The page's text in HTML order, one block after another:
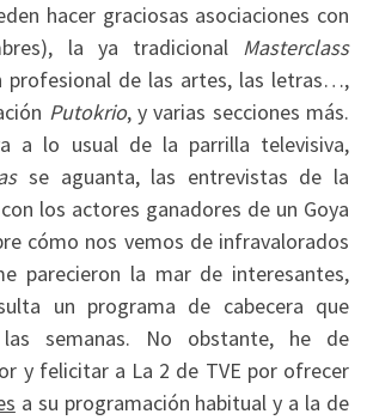
hacer graciosas asociaciones con
la ya tradicional Masterclass
profesional de las artes, las letras…,
Putokrio, y varias secciones más.
a lo usual de la parrilla televisiva,
se aguanta, las entrevistas de la
los actores ganadores de un Goya
cómo nos vemos de infravalorados
parecieron la mar de interesantes,
un programa de cabecera que
semanas. No obstante, he de
y felicitar a La 2 de TVE por ofrecer
a su programación habitual y a la de